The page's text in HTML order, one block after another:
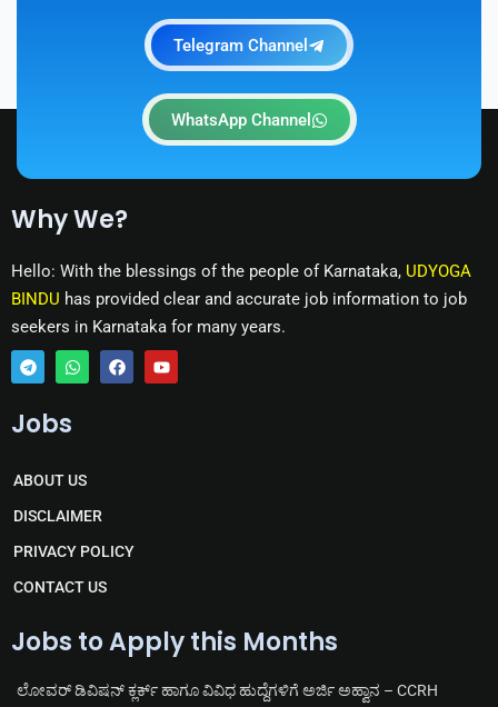
Telegram Channel
WhatsApp Channel
Why We?
Hello: With the blessings of the people of Karnataka, UDYOGA
BINDU has provided clear and accurate job information to job
seekers in Karnataka for many years.
T
l
r
a
m
W
a
a
p
p
F Y
Jobs
ABOUT US
DISCLAIMER
PRIVACY POLICY
CONTACT US
Jobs to Apply this Months
ಲೋವರ್ ಡಿವಿಷನ್ ಕ್ಲರ್ಕ್ ಹಾಗೂ ವಿವಿಧ ಹುದ್ದೆಗಳಿಗೆ ಅರ್ಜಿ ಅಹ್ವಾನ – CCRH